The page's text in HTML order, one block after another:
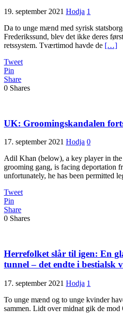
19. september 2021 Hodja 1
Da to unge mænd med syrisk
Frederikssund, blev det ikke deres
retssystem. Tværtimod havde de […]
Tweet
Pin
Share
0 Shares
UK: Groomingskandalen
17. september 2021 Hodja 0
Adil Khan (below), a key player in
grooming gang, is facing deportation
unfortunately, he has been permitted
Tweet
Pin
Share
0 Shares
Herrefolket slår til igen: En
tunnel – det endte i bestialsk
17. september 2021 Hodja 1
To unge mænd og to unge kvinder
sammen. Lidt over midnat gik de mod